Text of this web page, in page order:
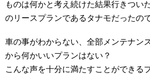
ものは何かと考え続けた結果行きつい
のリースプランであるタナモだったので
車の事がわからない、全部メンテナン
から何かいいプランはない？
こんな声を十分に満たすことができる